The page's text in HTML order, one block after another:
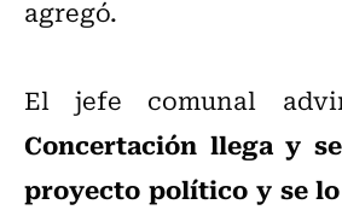
agregó.
El jefe comunal
Concertación llega y
proyecto político y se